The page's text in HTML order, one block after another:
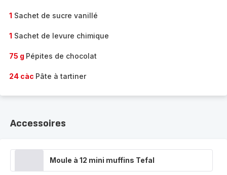
1 Sachet de sucre vanillé
1 Sachet de levure chimique
75 g Pépites de chocolat
24 càc Pâte à tartiner
Accessoires
Moule à 12 mini muffins Tefal